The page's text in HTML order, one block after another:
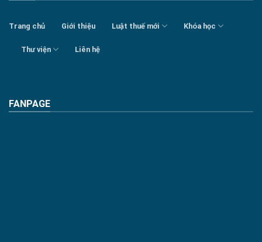
Trang chủ Giới thiệu Luật thuế mới Khóa học
Thư viện Liên hệ
FANPAGE